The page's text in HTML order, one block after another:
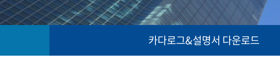
카다로그&설명서 다운로드